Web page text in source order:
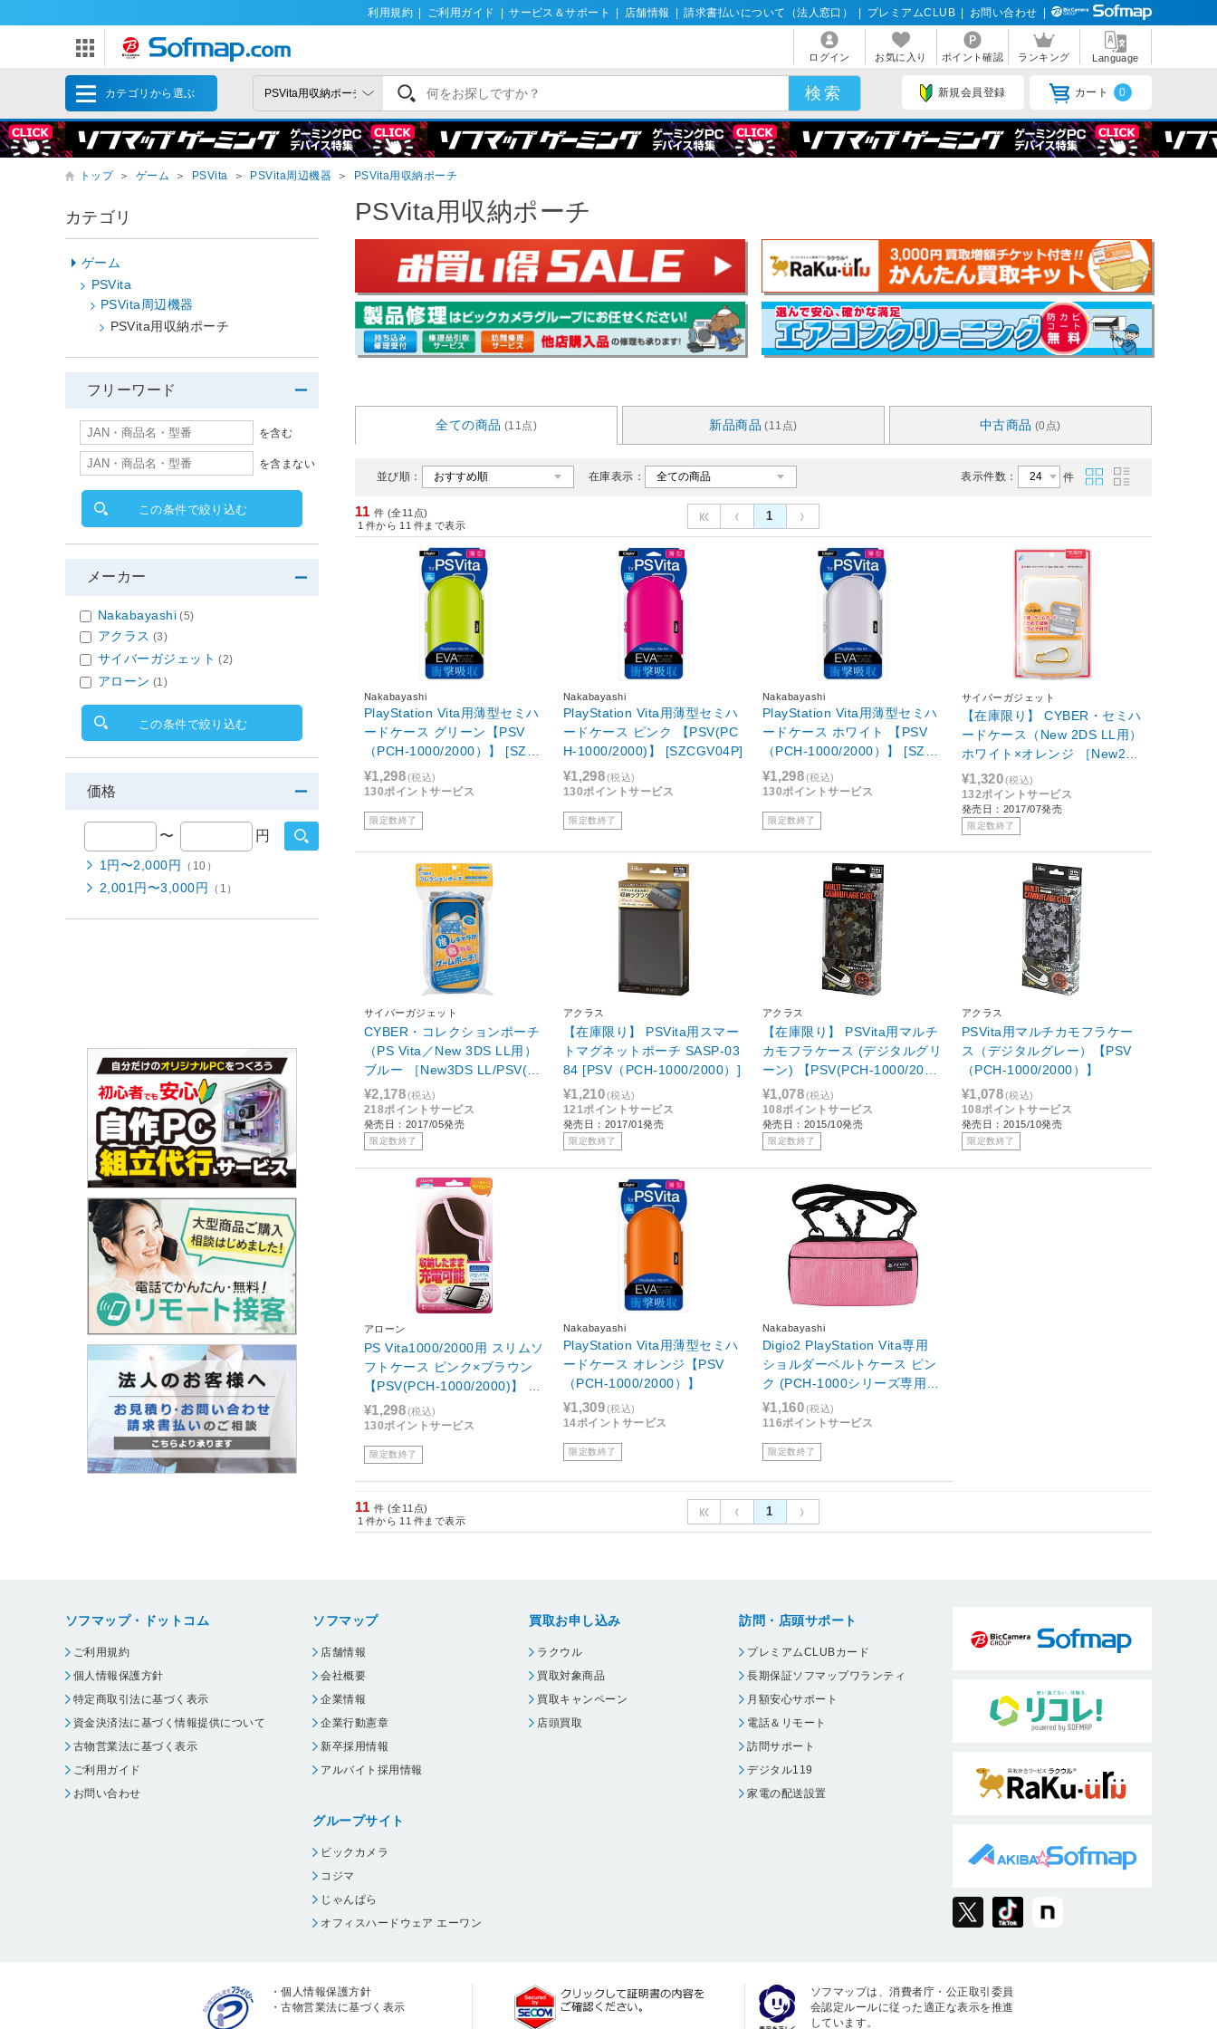
利用規約 ご利用ガイド サービス＆サポート 店舗情報 請求書払いについて（法人窓口） プレミアムCLUB お問い合わせ
ログイン お気に入り ポイント確認 ランキング Language
カテゴリから選ぶ 新規会員登録 カート 0
トップ ＞ ゲーム ＞ PSVita ＞ PSVita周辺機器 ＞ PSVita用収納ポーチ
PSVita用収納ポーチ
全ての商品 (11点) 新品商品 (11点) 中古商品 (0点)
並び順： 在庫表示： 表示件数： 件
11 件 (全11点)
1 件から 11 件まで表示
1
Nakabayashi
PlayStation Vita用薄型セミハ
ードケース グリーン【PSV
（PCH-1000/2000）】 [SZC
GV04GN]
¥1,298(税込)
130ポイントサービス
限定数終了
Nakabayashi
PlayStation Vita用薄型セミハ
ードケース ピンク 【PSV(PC
H-1000/2000)】 [SZCGV04P]
¥1,298(税込)
130ポイントサービス
限定数終了
Nakabayashi
PlayStation Vita用薄型セミハ
ードケース ホワイト 【PSV
（PCH-1000/2000）】 [SZC
GV04W]
¥1,298(税込)
130ポイントサービス
限定数終了
サイバーガジェット
【在庫限り】 CYBER・セミハ
ードケース（New 2DS LL用）
ホワイト×オレンジ ［New2D
S LL］ [CY-N2DLSHC-WO]
¥1,320(税込)
132ポイントサービス
発売日：2017/07発売
限定数終了
サイバーガジェット
CYBER・コレクションポーチ
（PS Vita／New 3DS LL用）
ブルー ［New3DS LL/PSV(P
CH-1000/2000)］ [CY-NSLPV
IGP-BL]
¥2,178(税込)
218ポイントサービス
発売日：2017/05発売
限定数終了
アクラス
【在庫限り】 PSVita用スマー
トマグネットポーチ SASP-03
84 [PSV（PCH-1000/2000）]
¥1,210(税込)
121ポイントサービス
発売日：2017/01発売
限定数終了
アクラス
【在庫限り】 PSVita用マルチ
カモフラケース (デジタルグリ
ーン) 【PSV(PCH-1000/200
0)】 [SASP-0321]
¥1,078(税込)
108ポイントサービス
発売日：2015/10発売
限定数終了
アクラス
PSVita用マルチカモフラケー
ス（デジタルグレー）【PSV
（PCH-1000/2000）】
¥1,078(税込)
108ポイントサービス
発売日：2015/10発売
限定数終了
アローン
PS Vita1000/2000用 スリムソ
フトケース ピンク×ブラウン
【PSV(PCH-1000/2000)】 [A
LG-PVSSCP]
¥1,298(税込)
130ポイントサービス
限定数終了
Nakabayashi
PlayStation Vita用薄型セミハ
ードケース オレンジ【PSV
（PCH-1000/2000）】
¥1,309(税込)
14ポイントサービス
限定数終了
Nakabayashi
Digio2 PlayStation Vita専用
ショルダーベルトケース ピン
ク (PCH-1000シリーズ専用)
[SZCGV03P]
¥1,160(税込)
116ポイントサービス
限定数終了
11 件 (全11点)
1 件から 11 件まで表示
1
カテゴリ
ゲーム
PSVita
PSVita周辺機器
PSVita用収納ポーチ
フリーワード
を含む
を含まない
この条件で絞り込む
メーカー
Nakabayashi (5)
アクラス (3)
サイバーガジェット (2)
アローン (1)
この条件で絞り込む
価格
〜 円
1円〜2,000円 （10）
2,001円〜3,000円 （1）
ソフマップ・ドットコム
ご利用規約
個人情報保護方針
特定商取引法に基づく表示
資金決済法に基づく情報提供について
古物営業法に基づく表示
ご利用ガイド
お問い合わせ
ソフマップ
店舗情報
会社概要
企業情報
企業行動憲章
新卒採用情報
アルバイト採用情報
グループサイト
ビックカメラ
コジマ
じゃんぱら
オフィスハードウェア エーワン
買取お申し込み
ラクウル
買取対象商品
買取キャンペーン
店頭買取
訪問・店頭サポート
プレミアムCLUBカード
長期保証ソフマップワランティ
月額安心サポート
電話＆リモート
訪問サポート
デジタル119
家電の配送設置
・個人情報保護方針
・古物営業法に基づく表示
ソフマップは、消費者庁・公正取引委員
会認定ルールに従った適正な表示を推進
しています。